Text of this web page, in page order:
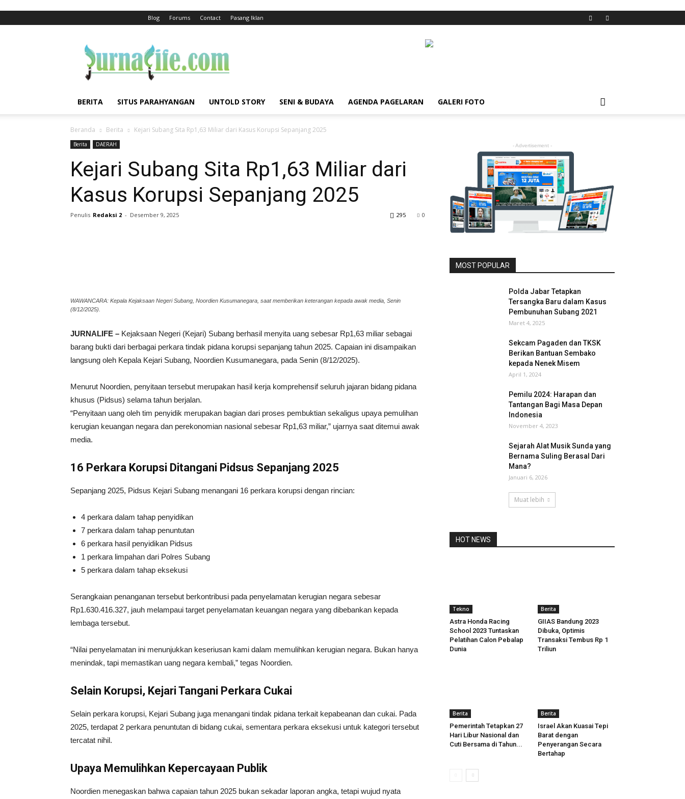
Blog Forums Contact Pasang Iklan
BERITA SITUS PARAHYANGAN UNTOLD STORY SENI & BUDAYA AGENDA PAGELARAN GALERI FOTO
Beranda Berita Kejari Subang Sita Rp1,63 Miliar dari Kasus Korupsi Sepanjang 2025
Berita DAERAH
Kejari Subang Sita Rp1,63 Miliar dari
Kasus Korupsi Sepanjang 2025
Penulis Redaksi 2 - Desember 9, 2025 0
295
WAWANCARA: Kepala Kejaksaan Negeri Subang, Noordien Kusumanegara, saat memberikan keterangan kepada awak media, Senin
(8/12/2025).
JURNALIFE – Kejaksaan Negeri (Kejari) Subang berhasil menyita uang sebesar Rp1,63 miliar sebagai
barang bukti dari berbagai perkara tindak pidana korupsi sepanjang tahun 2025. Capaian ini disampaikan
langsung oleh Kepala Kejari Subang, Noordien Kusumanegara, pada Senin (8/12/2025).
Menurut Noordien, penyitaan tersebut merupakan hasil kerja komprehensif seluruh jajaran bidang pidana
khusus (Pidsus) selama tahun berjalan.
“Penyitaan uang oleh tim penyidik merupakan bagian dari proses pembuktian sekaligus upaya pemulihan
kerugian keuangan negara dan perekonomian nasional sebesar Rp1,63 miliar,” ujarnya saat ditemui awak
media.
16 Perkara Korupsi Ditangani Pidsus Sepanjang 2025
Sepanjang 2025, Pidsus Kejari Subang menangani 16 perkara korupsi dengan rincian:
4 perkara dalam tahap penyidikan
7 perkara dalam tahap penuntutan
6 perkara hasil penyidikan Pidsus
1 perkara limpahan dari Polres Subang
5 perkara dalam tahap eksekusi
Serangkaian penanganan tersebut berkontribusi pada penyelamatan kerugian negara sebesar
Rp1.630.416.327, jauh melampaui target penyelamatan keuangan negara yang dibebankan kepada
lembaga tersebut.
“Nilai penyelamatan ini menunjukkan keseriusan kami dalam memulihkan kerugian negara. Bukan hanya
menindak, tapi memastikan uang negara kembali,” tegas Noordien.
Selain Korupsi, Kejari Tangani Perkara Cukai
Selain perkara korupsi, Kejari Subang juga menangani tindak pidana terkait kepabeanan dan cukai. Pada
2025, terdapat 2 perkara penuntutan di bidang cukai, sementara perkara eksekusi untuk kategori tersebut
tercatat nihil.
Upaya Memulihkan Kepercayaan Publik
Noordien menegaskan bahwa capaian tahun 2025 bukan sekadar laporan angka, tetapi wujud nyata
- Advertisement -
MOST POPULAR
Polda Jabar Tetapkan
Tersangka Baru dalam Kasus
Pembunuhan Subang 2021
Maret 4, 2025
Sekcam Pagaden dan TKSK
Berikan Bantuan Sembako
kepada Nenek Misem
April 1, 2024
Pemilu 2024: Harapan dan
Tantangan Bagi Masa Depan
Indonesia
November 4, 2023
Sejarah Alat Musik Sunda yang
Bernama Suling Berasal Dari
Mana?
Januari 6, 2026
Muat lebih
HOT NEWS
Tekno
Astra Honda Racing
School 2023 Tuntaskan
Pelatihan Calon Pebalap
Dunia
Berita
GIIAS Bandung 2023
Dibuka, Optimis
Transaksi Tembus Rp 1
Triliun
Berita
Pemerintah Tetapkan 27
Hari Libur Nasional dan
Cuti Bersama di Tahun...
Berita
Israel Akan Kuasai Tepi
Barat dengan
Penyerangan Secara
Bertahap